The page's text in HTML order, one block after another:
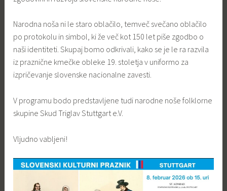
Narodna noša ni le staro oblačilo, temveč svečano oblačilo
po protokolu in simbol, ki že več kot 150 let piše zgodbo o
naši identiteti. Skupaj bomo odkrivali, kako se je le ra razvila
iz praznične kmečke obleke 19. stoletja v uniformo za
izpričevanje slovenske nacionalne zavesti.
V programu bodo predstavljene tudi narodne noše folklorne
skupine Skud Triglav Stuttgart e.V.
Vljudno vabljeni!